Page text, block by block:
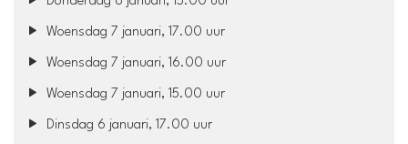
Woensdag 7 januari, 17.00 uur
Woensdag 7 januari, 16.00 uur
Woensdag 7 januari, 15.00 uur
Dinsdag 6 januari, 17.00 uur